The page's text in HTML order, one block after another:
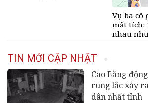
Vụ ba cô
mất tích:
nhau
TIN MỚI CẬP NHẬT
Cao Bằng
rung lắc xảy
dân nhất tỉnh